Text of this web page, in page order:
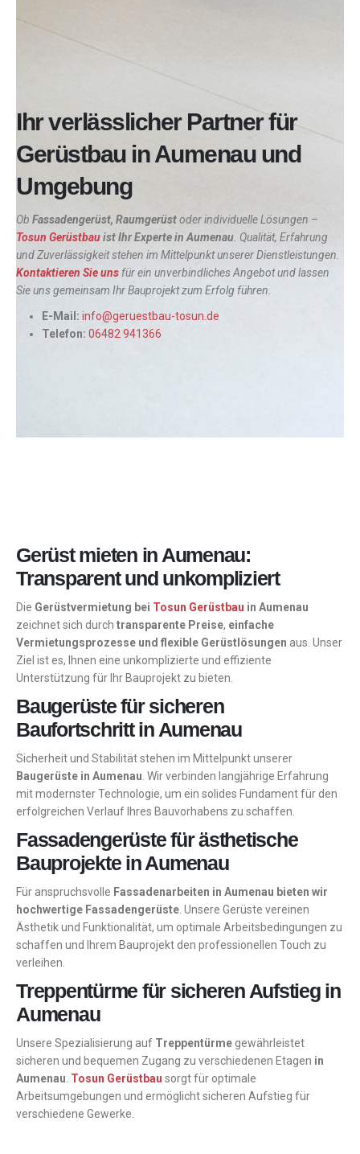
Ihr verlässlicher Partner für
Gerüstbau in Aumenau und
Umgebung
Ob Fassadengerüst, Raumgerüstoder individuelle Lösungen –
Tosun Gerüstbauist Ihr Experte in Aumenau . Qualität, Erfahrung
und Zuverlässigkeit stehen im Mittelpunkt unserer Dienstleistungen.
Kontaktieren Sie uns für ein unverbindliches Angebot und lassen
Sie uns gemeinsam Ihr Bauprojekt zum Erfolg führen.
E-Mail: info@geruestbau-tosun.de
Telefon: 06482 941366
Gerüst mieten in Aumenau:
Transparent und unkompliziert
Die Gerüstvermietung bei Tosun Gerüstbau in Aumenau
zeichnet sich durch transparente Preise, einfache
Vermietungsprozesse und flexible Gerüstlösungen aus. Unser
Ziel ist es, Ihnen eine unkomplizierte und effiziente
Unterstützung für Ihr Bauprojekt zu bieten.
Baugerüste für sicheren
Baufortschritt in Aumenau
Sicherheit und Stabilität stehen im Mittelpunkt unserer
Baugerüste in Aumenau . Wir verbinden langjährige Erfahrung
mit modernster Technologie, um ein solides Fundament für den
erfolgreichen Verlauf Ihres Bauvorhabens zu schaffen.
Fassadengerüste für ästhetische
Bauprojekte in Aumenau
Für anspruchsvolle Fassadenarbeiten in Aumenau bieten wir
hochwertige Fassadengerüste . Unsere Gerüste vereinen
Ästhetik und Funktionalität, um optimale Arbeitsbedingungen zu
schaffen und Ihrem Bauprojekt den professionellen Touch zu
verleihen.
Treppentürme für sicheren Aufstieg in
Aumenau
Unsere Spezialisierung auf Treppentürme gewährleistet
sicheren und bequemen Zugang zu verschiedenen Etagen in
Aumenau Tosun Gerüstbau sorgt für optimale
Arbeitsumgebungen und ermöglicht sicheren Aufstieg für
verschiedene Gewerke.